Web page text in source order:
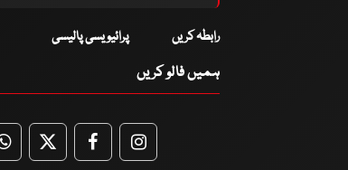
رابطہ کریں پرائیویسی پالیسی
ہمیں فالو کریں
WhatsApp
TwitterFacebookFacebook